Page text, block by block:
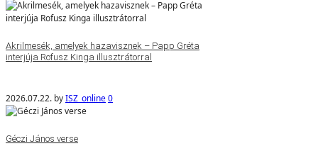
Akrilmesék, amelyek hazavisznek – Papp Gréta
interjúja Rofusz Kinga illusztrátorral
2026.07.22. byISZ_online0
Géczi János verse